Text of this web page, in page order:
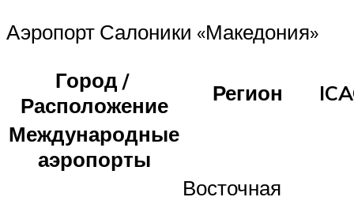
Аэропорт Салоники «Македония»
Город /
Расположение
Регион
Международные
аэропорты
Восточная